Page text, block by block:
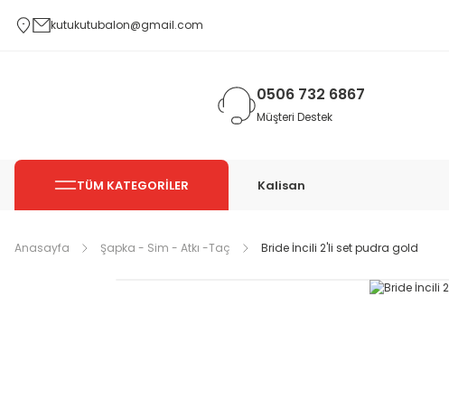
kutukutubalon@gmail.com
0506 732 6867
Müşteri Destek
TÜM KATEGORİLER Kalisan
Anasayfa Şapka - Sim - Atkı -Taç Bride İncili 2'li set pudra gold